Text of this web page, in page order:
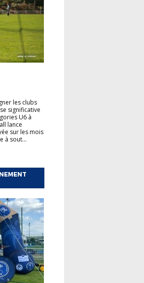
DE LA
les clubs
significative
U6 à
lance
sur les mois
à sout...